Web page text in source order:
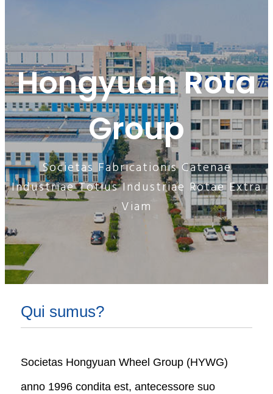
Hongyuan Rota
Group
Societas Fabricationis Catenae
Industriae Totius Industriae Rotae Extra
Viam
Qui sumus?
Societas Hongyuan Wheel Group (HYWG)
anno 1996 condita est, antecessore suo